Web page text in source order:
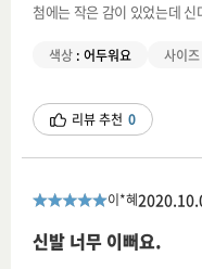
첨에는 작은 감이 있었는데
색상 : 어두워요 사이즈
리뷰 추천 0
이*혜
신발 너무 이뻐요.